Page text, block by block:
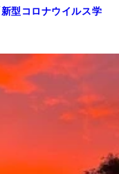
型コロナウイルス学